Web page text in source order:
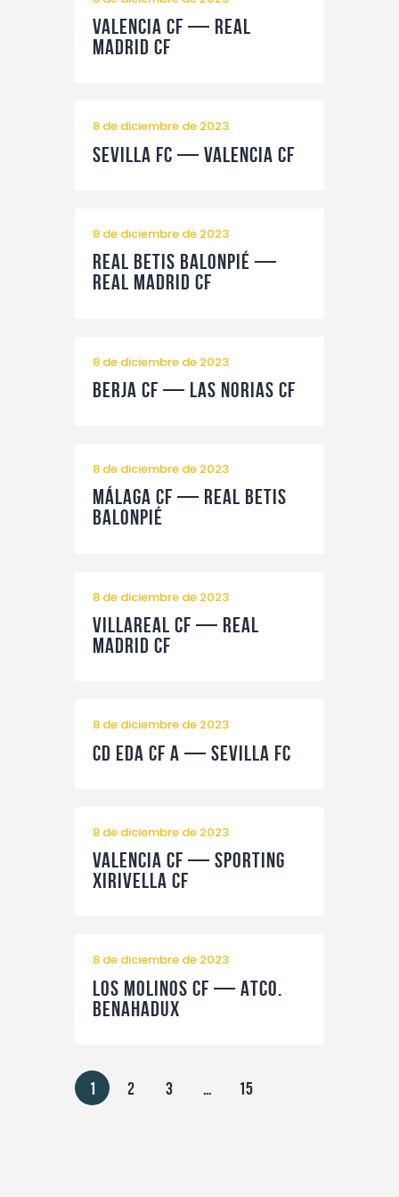
Contacto
Valencia CF — Real
Madrid CF
8 de diciembre de 2023
Sevilla FC — Valencia CF
8 de diciembre de 2023
Real Betis Balonpié —
Real Madrid CF
8 de diciembre de 2023
Berja CF — Las Norias CF
8 de diciembre de 2023
Málaga CF — Real Betis
Balonpié
8 de diciembre de 2023
Villareal CF — Real
Madrid CF
8 de diciembre de 2023
CD EDA CF A — Sevilla FC
8 de diciembre de 2023
Valencia CF — Sporting
Xirivella CF
8 de diciembre de 2023
Los Molinos CF — Atco.
Benahadux
1 2 3 … 15